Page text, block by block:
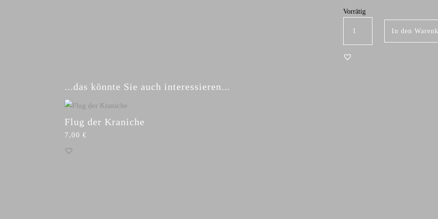
Vorrätig
Dankbarkeit Menge
In den
...das könnte Sie auch interessieren...
Ähnliche Produkte
Flug der Kraniche
7,00 €